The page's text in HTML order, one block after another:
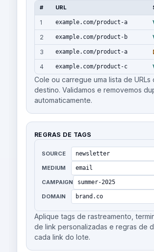
# URL
1 example.com/product-a
2
example.com/product-b
3
example.com/product-a
4
example.com/product-c
Cole ou carregue uma lista de URLs
destino. Validamos e removemos
automaticamente.
REGRAS DE TAGS
SOURCE newsletter
MEDIUM email
CAMPAIGN summer-2025
DOMAIN brand.co
Aplique tags de rastreamento,
de link personalizadas e regras de
cada link do lote.